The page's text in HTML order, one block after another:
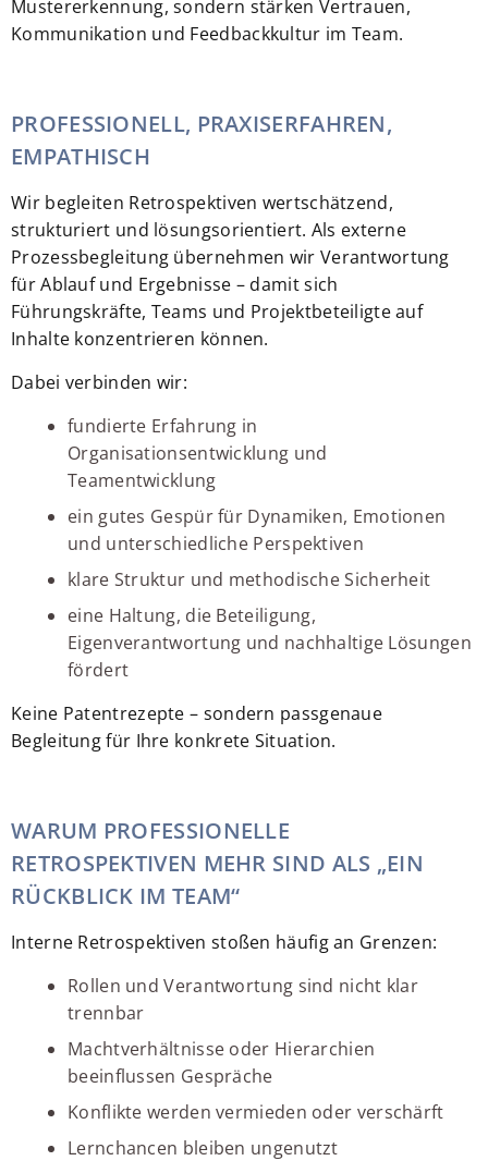
Mustererkennung, sondern stärken Vertrauen,
Kommunikation und Feedbackkultur im Team.
PROFESSIONELL, PRAXISERFAHREN,
EMPATHISCH
Wir begleiten Retrospektiven wertschätzend,
strukturiert und lösungsorientiert. Als externe
Prozessbegleitung übernehmen wir Verantwortung
für Ablauf und Ergebnisse – damit sich
Führungskräfte, Teams und Projektbeteiligte auf
Inhalte konzentrieren können.
Dabei verbinden wir:
fundierte Erfahrung in
Organisationsentwicklung und
Teamentwicklung
ein gutes Gespür für Dynamiken, Emotionen
und unterschiedliche Perspektiven
klare Struktur und methodische Sicherheit
eine Haltung, die Beteiligung,
Eigenverantwortung und nachhaltige Lösungen
fördert
Keine Patentrezepte – sondern passgenaue
Begleitung für Ihre konkrete Situation.
WARUM PROFESSIONELLE
RETROSPEKTIVEN MEHR SIND ALS „EIN
RÜCKBLICK IM TEAM“
Interne Retrospektiven stoßen häufig an Grenzen:
Rollen und Verantwortung sind nicht klar
trennbar
Machtverhältnisse oder Hierarchien
beeinflussen Gespräche
Konflikte werden vermieden oder verschärft
Lernchancen bleiben ungenutzt